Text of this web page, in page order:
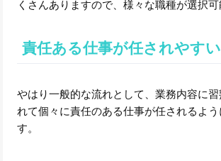
くさんありますので、様々な職種が選択可
責任ある仕事が任されやすい
やはり一般的な流れとして、業務内容に
れて個々に責任のある仕事が任されるよ
す。